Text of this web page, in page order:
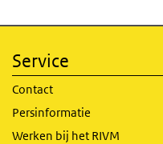
Service
Contact
Persinformatie
Werken bij het RIVM